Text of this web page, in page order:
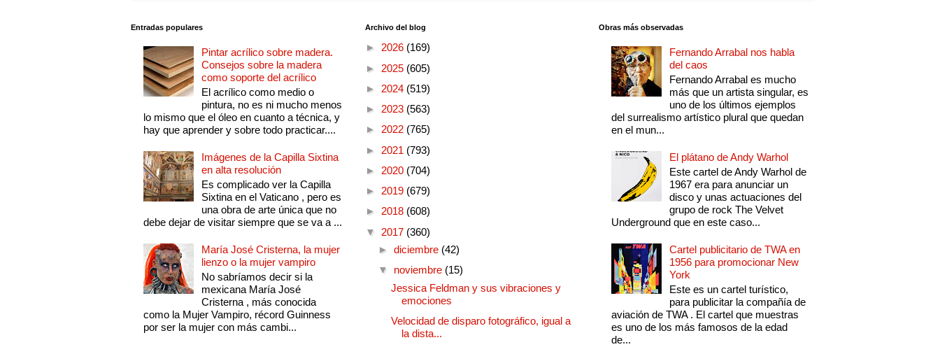
Entradas populares
Pintar acrílico sobre madera.
Consejos sobre la madera
como soporte del acrílico
El acrílico como medio o
pintura, no es ni mucho menos
lo mismo que el óleo en cuanto a técnica, y
hay que aprender y sobre todo practicar....
Imágenes de la Capilla Sixtina
en alta resolución
Es complicado ver la Capilla
Sixtina en el Vaticano , pero es
una obra de arte única que no
debe dejar de visitar siempre que se va a ...
María José Cristerna, la mujer
lienzo o la mujer vampiro
No sabríamos decir si la
mexicana María José
Cristerna , más conocida
como la Mujer Vampiro, récord Guinness
por ser la mujer con más cambi...
Archivo del blog
► 2026 (169)
► 2025 (605)
► 2024 (519)
► 2023 (563)
► 2022 (765)
► 2021 (793)
► 2020 (704)
► 2019 (679)
► 2018 (608)
▼ 2017 (360)
► diciembre (42)
▼ noviembre (15)
Jessica Feldman y sus vibraciones y
emociones
Velocidad de disparo fotográfico, igual a
la dista...
Obras más observadas
Fernando Arrabal nos habla
del caos
Fernando Arrabal es mucho
más que un artista singular, es
uno de los últimos ejemplos
del surrealismo artístico plural que quedan
en el mun...
El plátano de Andy Warhol
Este cartel de Andy Warhol de
1967 era para anunciar un
disco y unas actuaciones del
grupo de rock The Velvet
Underground que en este caso...
Cartel publicitario de TWA en
1956 para promocionar New
York
Este es un cartel turístico,
para publicitar la compañía de
aviación de TWA . El cartel que muestras
es uno de los más famosos de la edad
de...